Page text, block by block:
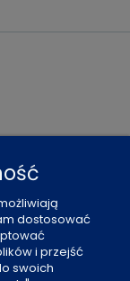
dostosować
i przejść
swoich